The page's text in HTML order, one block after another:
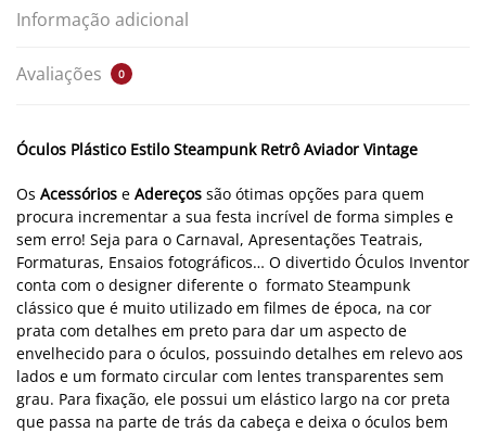
Informação adicional
Avaliações 0
Óculos Plástico Estilo Steampunk Retrô Aviador Vintage
Os Acessórios e Adereços são ótimas opções para quem
procura incrementar a sua festa incrível de forma simples e
sem erro! Seja para o Carnaval, Apresentações Teatrais,
Formaturas, Ensaios fotográficos… O divertido Óculos Inventor
conta com o designer diferente o formato Steampunk
clássico que é muito utilizado em filmes de época, na cor
prata com detalhes em preto para dar um aspecto de
envelhecido para o óculos, possuindo detalhes em relevo aos
lados e um formato circular com lentes transparentes sem
grau. Para fixação, ele possui um elástico largo na cor preta
que passa na parte de trás da cabeça e deixa o óculos bem